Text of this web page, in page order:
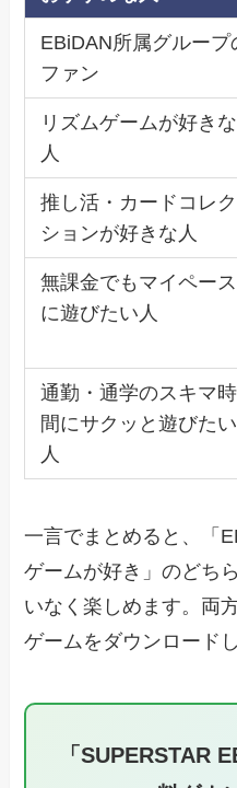
EBiDAN所属グループ
ファン
リズムゲームが好きな
人
推し活・カードコレク
ションが好きな人
無課金でもマイペース
に遊びたい人
通勤・通学のスキマ時
間にサクッと遊びたい
人
一言でまとめると、「
ゲームが好き」のどち
いなく楽しめます。両
ゲームをダウンロード
「SUPERSTAR